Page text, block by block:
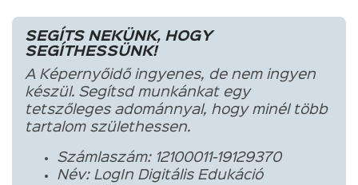
SEGÍTS NEKÜNK, HOGY
SEGÍTHESSÜNK!
A Képernyőidő ingyenes, de nem ingyen
készül. Segítsd munkánkat egy
tetszőleges adománnyal, hogy minél több
tartalom születhessen.
Számlaszám: 12100011-19129370
Név: LogIn Digitális Edukáció